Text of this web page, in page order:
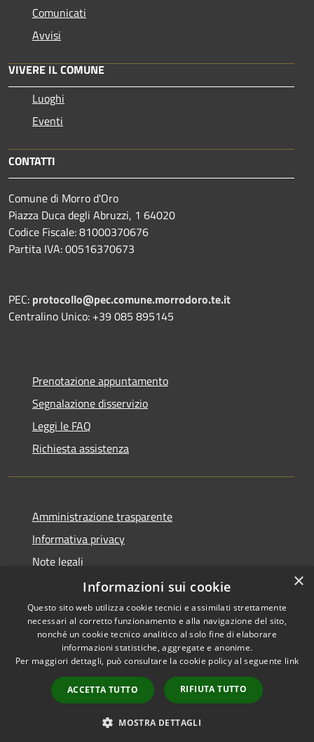
Comunicati
Avvisi
VIVERE IL COMUNE
Luoghi
Eventi
CONTATTI
Comune di Morro d'Oro
Piazza Duca degli Abruzzi, 1 64020
Codice Fiscale: 81000370676
Partita IVA: 00516370673
PEC: protocollo@pec.comune.morrodoro.te.it
Centralino Unico: +39 085 895145
Prenotazione appuntamento
Segnalazione disservizio
Leggi le FAQ
Richiesta assistenza
Amministrazione trasparente
Informativa privacy
Note legali
Dichiarazione di accessibilità
RSS
Accessibilità
Copyright © 2026 • Comune di
Municipium•
Accesso
redazione
×
Informazioni sui cookie
Questo sito web utilizza cookie tecnici e assimilati strettamente
necessari al corretto funzionamento e alla navigazione del sito,
nonché un cookie tecnico analitico al solo fine di elaborare
informazioni statistiche, aggregate e anonime.
Per maggiori dettagli, può consultare la cookie policy al seguente link
ACCETTA TUTTO RIFIUTA TUTTO
MOSTRA DETTAGLI